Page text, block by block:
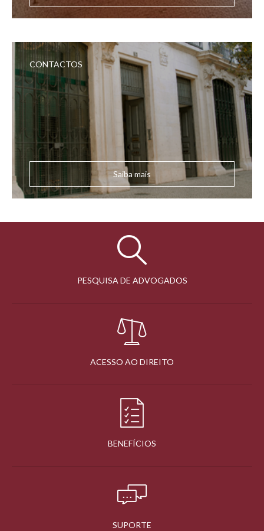
CONTACTOS
Saiba mais
PESQUISA DE ADVOGADOS
ACESSO AO DIREITO
BENEFÍCIOS
SUPORTE